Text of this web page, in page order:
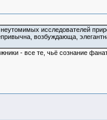
исследователей
возбуждающа,
- все те, чьё сознание